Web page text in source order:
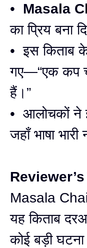
• Masala
का प्रिय बना
• इस किताब
गए—“एक कप
हैं।”
• आलोचकों ने
जहाँ भाषा
Masala
यह किताब
कोई बड़ी घटना